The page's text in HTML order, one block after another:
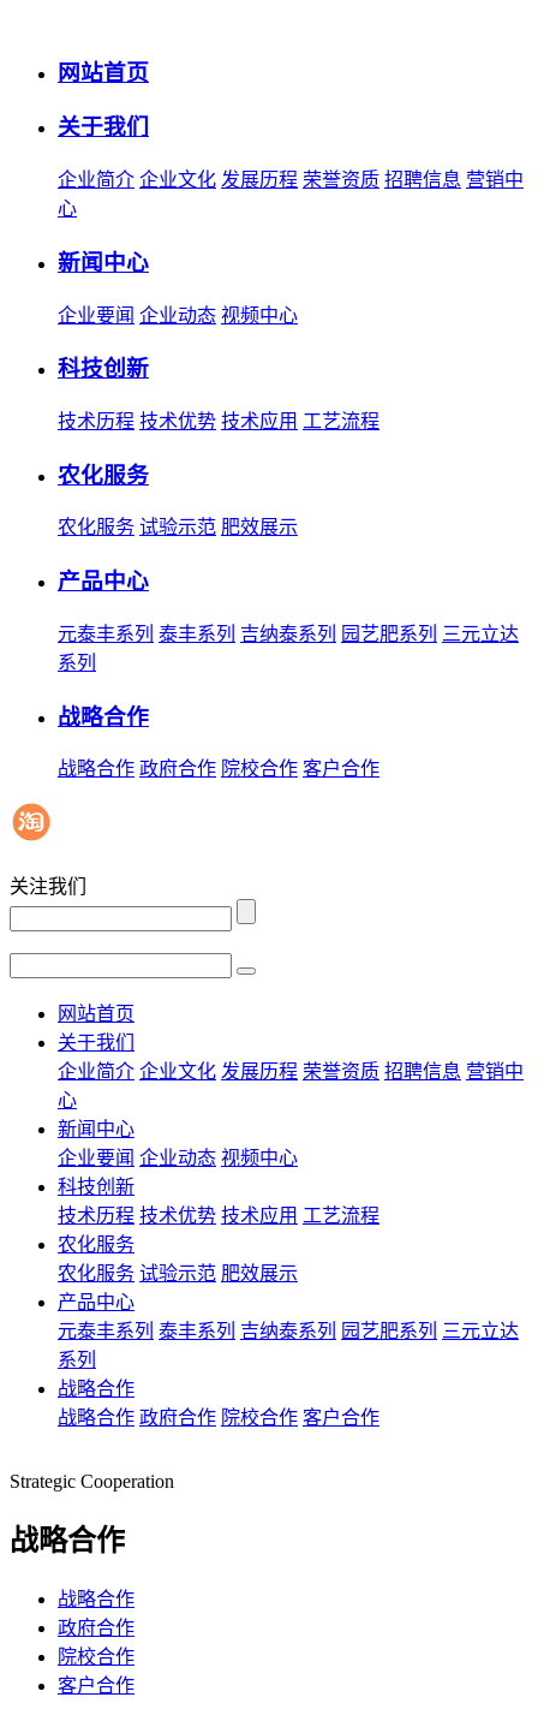
网站首页
关于我们
企业简介 企业文化 发展历程 荣誉资质 招聘信息 营销中
心
新闻中心
企业要闻 企业动态 视频中心
科技创新
技术历程 技术优势 技术应用 工艺流程
农化服务
农化服务 试验示范 肥效展示
产品中心
元泰丰系列 泰丰系列 吉纳泰系列 园艺肥系列 三元立达
系列
战略合作
战略合作 政府合作 院校合作 客户合作
关注我们
网站首页
关于我们
企业简介 企业文化 发展历程 荣誉资质 招聘信息 营销中
心
新闻中心
企业要闻 企业动态 视频中心
科技创新
技术历程 技术优势 技术应用 工艺流程
农化服务
农化服务 试验示范 肥效展示
产品中心
元泰丰系列 泰丰系列 吉纳泰系列 园艺肥系列 三元立达
系列
战略合作
战略合作 政府合作 院校合作 客户合作
Strategic Cooperation
战略合作
战略合作
政府合作
院校合作
客户合作